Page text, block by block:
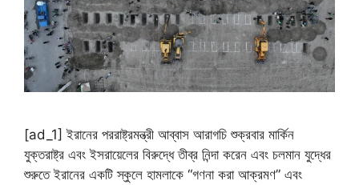
[ad_1] ইরানের পররাষ্ট্রমন্ত্রী আব্বাস আরাগচি শুক্রবার মার্কিন
যুক্তরাষ্ট্র এবং ইসরায়েলের বিরুদ্ধে তীব্র নিন্দা করেন এবং চলমান যুদ্ধের
শুরুতে ইরানের একটি স্কুলে হামলাকে “গণনা করা আক্রমণ” এবং